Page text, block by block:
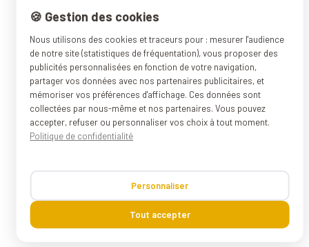
🍪 Gestion des cookies
Nous utilisons des cookies et traceurs pour : mesurer l'audience
de notre site (statistiques de fréquentation), vous proposer des
publicités personnalisées en fonction de votre navigation,
partager vos données avec nos partenaires publicitaires, et
mémoriser vos préférences d'affichage. Ces données sont
collectées par nous-même et nos partenaires. Vous pouvez
accepter, refuser ou personnaliser vos choix à tout moment.
Politique de confidentialité
Personnaliser
Tout accepter